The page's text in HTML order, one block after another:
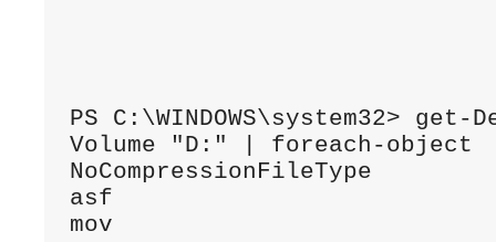
PS C:\WINDOWS\system32> get-
Volume "D:" | foreach-object
NoCompressionFileType
asf
mov